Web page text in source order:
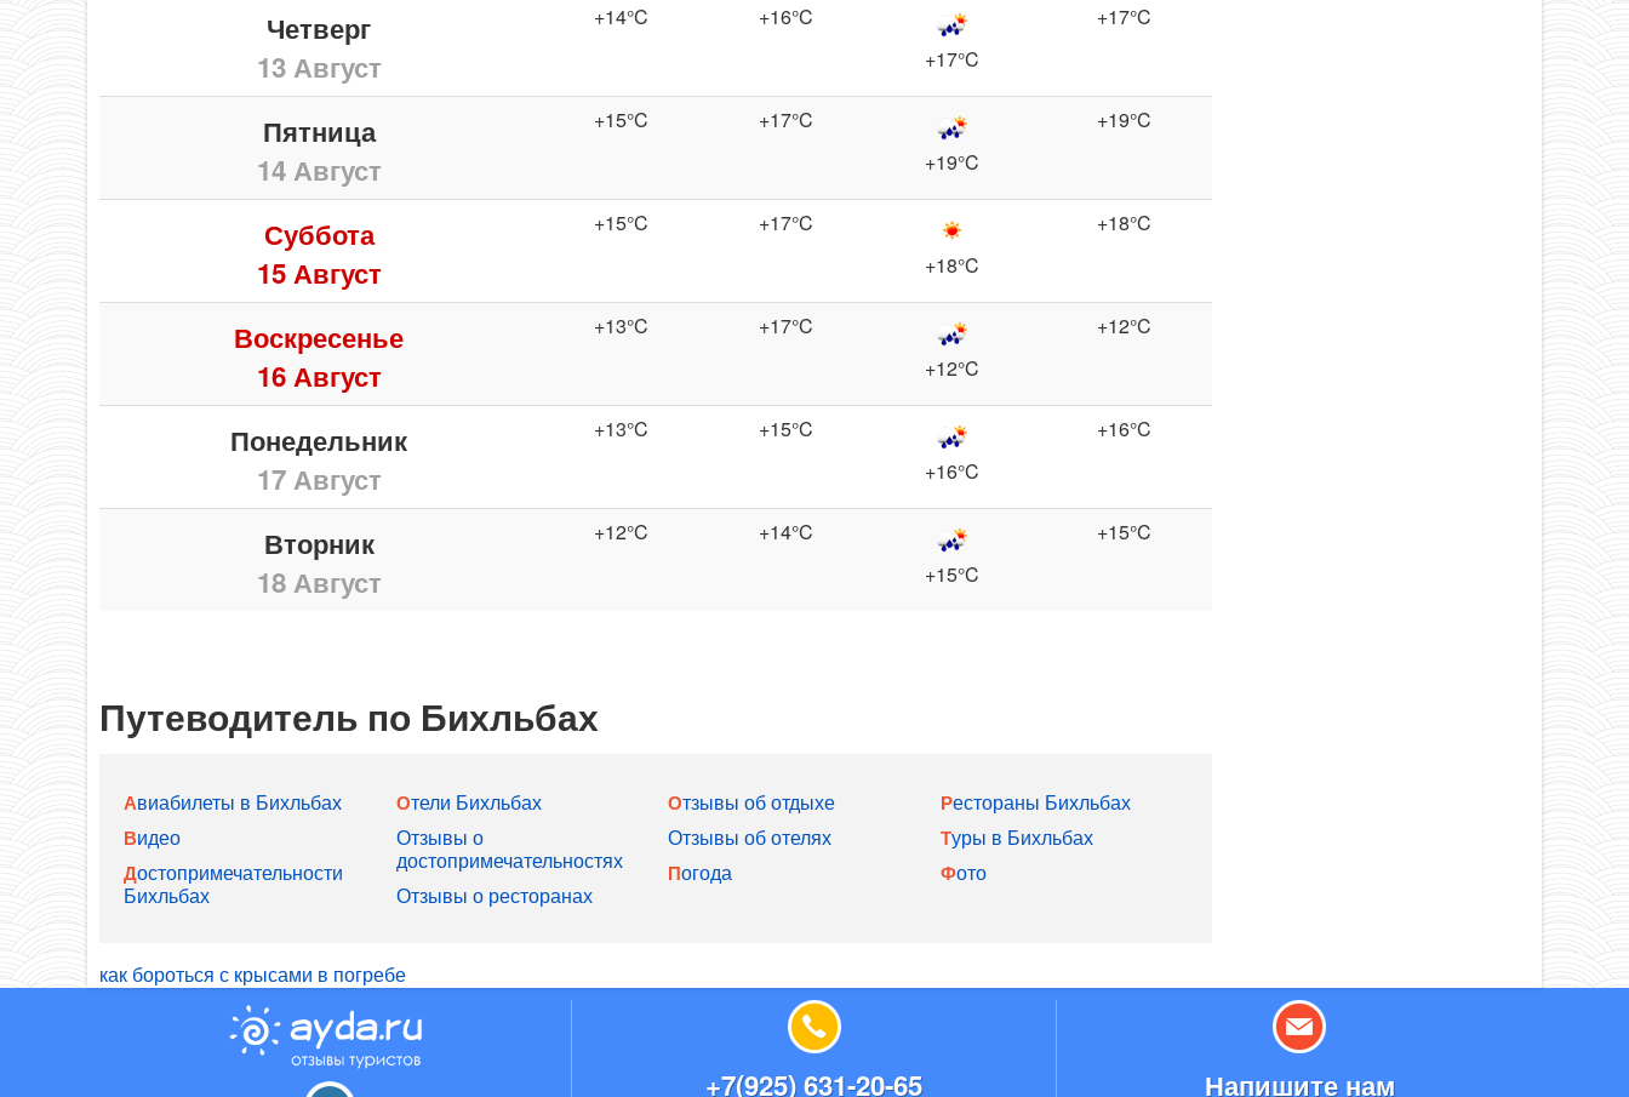
Четверг
13 Август
+14°C
+16°C
+17°C
+17°C
Пятница
14 Август
+15°C
+17°C
+19°C
+19°C
Суббота
15 Август
+15°C
+17°C
+18°C
+18°C
Воскресенье
16 Август
+13°C
+17°C
+12°C
+12°C
Понедельник
17 Август
+13°C
+15°C
+16°C
+16°C
Вторник
18 Август
+12°C
+14°C
+15°C
+15°C
Путеводитель по Бихльбах
Авиабилеты в Бихльбах
Видео
Достопримечательности
Бихльбах
Отели Бихльбах
Отзывы о
достопримечательностях
Отзывы о ресторанах
Отзывы об отдыхе
Отзывы об отелях
Погода
Рестораны Бихльбах
Туры в Бихльбах
Фото
как бороться с крысами в погребе
+7(925) 631-20-65 Напишите нам